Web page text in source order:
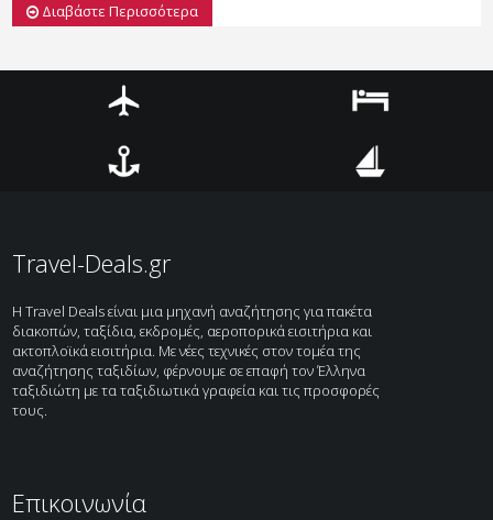
Διαβάστε Περισσότερα
Travel-Deals.gr
H Travel Deals είναι μια μηχανή αναζήτησης για πακέτα
διακοπών, ταξίδια, εκδρομές, αεροπορικά εισιτήρια και
ακτοπλοϊκά εισιτήρια. Με νέες τεχνικές στον τομέα της
αναζήτησης ταξιδίων, φέρνουμε σε επαφή τον Έλληνα
ταξιδιώτη με τα ταξιδιωτικά γραφεία και τις προσφορές
τους.
Επικοινωνία